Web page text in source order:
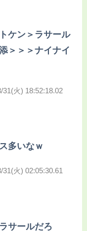
ケン＞ラサール
＞＞＞ナイナイ
31(火) 18:52:18.02
多いなｗ
31(火) 02:05:30.61
サールだろ